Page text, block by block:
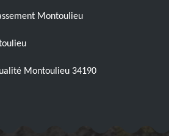
Montoulieu
Montoulieu 34190